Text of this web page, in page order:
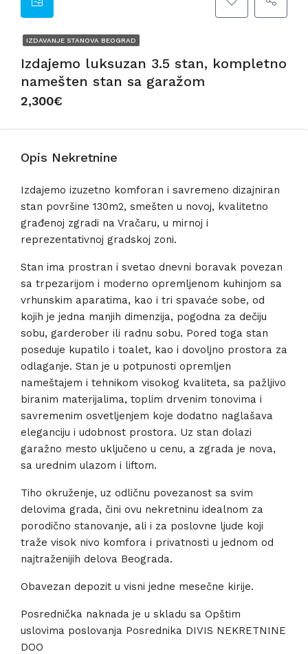
IZDAVANJE STANOVA BEOGRAD
Izdajemo luksuzan 3.5 stan, kompletno
namešten stan sa garažom
2,300€
Opis Nekretnine
Izdajemo izuzetno komforan i savremeno dizajniran
stan površine 130m2, smešten u novoj, kvalitetno
građenoj zgradi na Vračaru, u mirnoj i
reprezentativnoj gradskoj zoni.
Stan ima prostran i svetao dnevni boravak povezan
sa trpezarijom i moderno opremljenom kuhinjom sa
vrhunskim aparatima, kao i tri spavaće sobe, od
kojih je jedna manjih dimenzija, pogodna za dečiju
sobu, garderober ili radnu sobu. Pored toga stan
poseduje kupatilo i toalet, kao i dovoljno prostora za
odlaganje. Stan je u potpunosti opremljen
nameštajem i tehnikom visokog kvaliteta, sa pažljivo
biranim materijalima, toplim drvenim tonovima i
savremenim osvetljenjem koje dodatno naglašava
eleganciju i udobnost prostora. Uz stan dolazi
garažno mesto uključeno u cenu, a zgrada je nova,
sa urednim ulazom i liftom.
Tiho okruženje, uz odličnu povezanost sa svim
delovima grada, čini ovu nekretninu idealnom za
porodično stanovanje, ali i za poslovne ljude koji
traže visok nivo komfora i privatnosti u jednom od
najtraženijih delova Beograda.
Obavezan depozit u visni jedne mesečne kirije.
Posrednička naknada je u skladu sa Opštim
uslovima poslovanja Posrednika DIVIS NEKRETNINE
DOO